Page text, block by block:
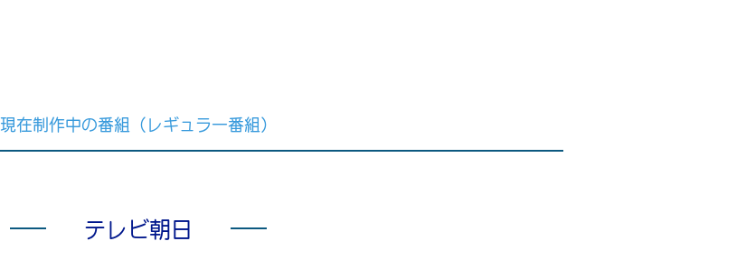
現在制作中の番組（レギュラー番組）
テレビ朝日